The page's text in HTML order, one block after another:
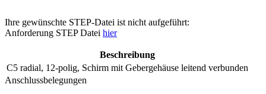
Ihre gewünschte STEP-Datei ist nicht aufgeführt:
Anforderung STEP Datei hier
Beschreibung
C5 radial, 12-polig, Schirm mit Gebergehäuse leitend verbunden
Anschlussbelegungen